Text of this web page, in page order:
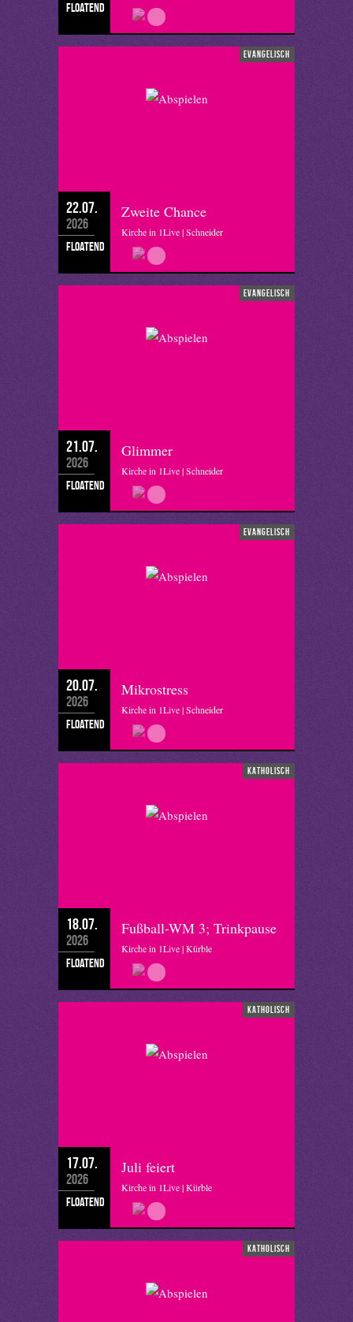
floatend
evangelisch
22.07.
2026
floatend
Zweite Chance
Kirche in 1Live | Schneider
evangelisch
21.07.
2026
floatend
Glimmer
Kirche in 1Live | Schneider
evangelisch
20.07.
2026
floatend
Mikrostress
Kirche in 1Live | Schneider
katholisch
18.07.
2026
floatend
Fußball-WM 3; Trinkpause
Kirche in 1Live | Kürble
katholisch
17.07.
2026
floatend
Juli feiert
Kirche in 1Live | Kürble
katholisch